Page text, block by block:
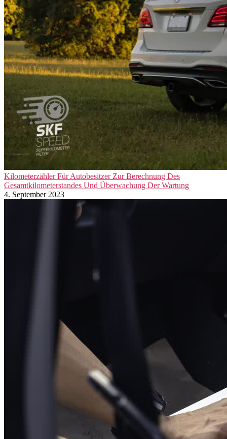
Kilometerzähler Für Autobesitzer Zur Berechnung Des
Gesamtkilometerstandes Und Überwachung Der Wartung
4. September 2023